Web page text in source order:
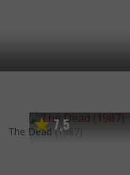
7,5
The Dead (1987)